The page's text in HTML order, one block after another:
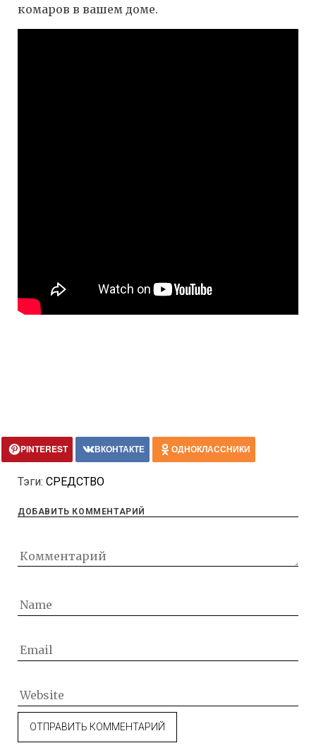
комаров в вашем доме.
PINTEREST ВКОНТАКТЕ ОДНОКЛАССНИКИ
Тэги: СРЕДСТВО
ДОБАВИТЬ КОММЕНТАРИЙ